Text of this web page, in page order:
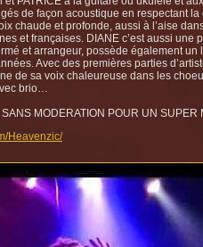
de façon acoustique en respectant
chaude et profonde, aussi à l’aise
et françaises. DIANE c’est aussi
et arrangeur, possède également
Avec des premières parties
de sa voix chaleureuse dans les
brio…
MODERATION POUR UN SUPER
Heavenzic/